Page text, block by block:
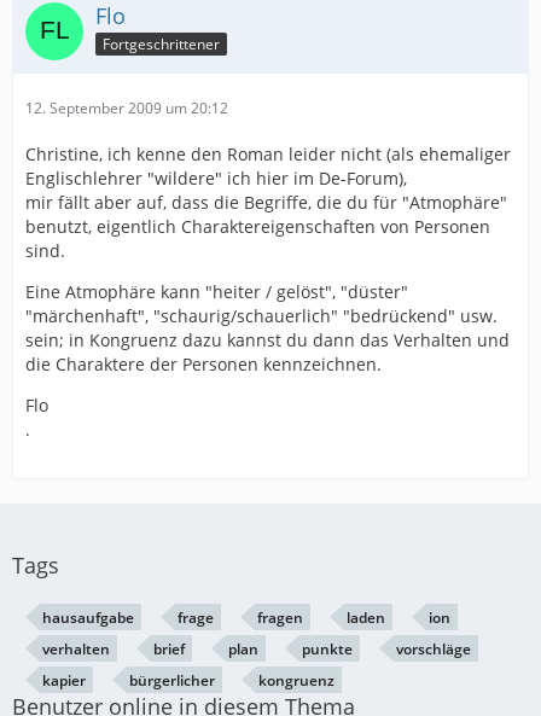
Flo
Fortgeschrittener
12. September 2009 um 20:12
Christine, ich kenne den Roman leider nicht (als ehemaliger
Englischlehrer "wildere" ich hier im De-Forum),
mir fällt aber auf, dass die Begriffe, die du für "Atmophäre"
benutzt, eigentlich Charaktereigenschaften von Personen
sind.
Eine Atmophäre kann "heiter / gelöst", "düster"
"märchenhaft", "schaurig/schauerlich" "bedrückend" usw.
sein; in Kongruenz dazu kannst du dann das Verhalten und
die Charaktere der Personen kennzeichnen.
Flo
.
Tags
hausaufgabe frage fragen laden
ion
verhalten
brief plan punkte
vorschläge
kapier
bürgerlicher kongruenz
Benutzer online in diesem Thema